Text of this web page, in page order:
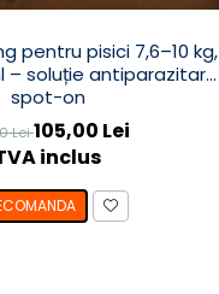
pentru pisici 7,6–10 kg,
– soluție antiparazitară
spot-on
Lei105,00 Lei
inclus